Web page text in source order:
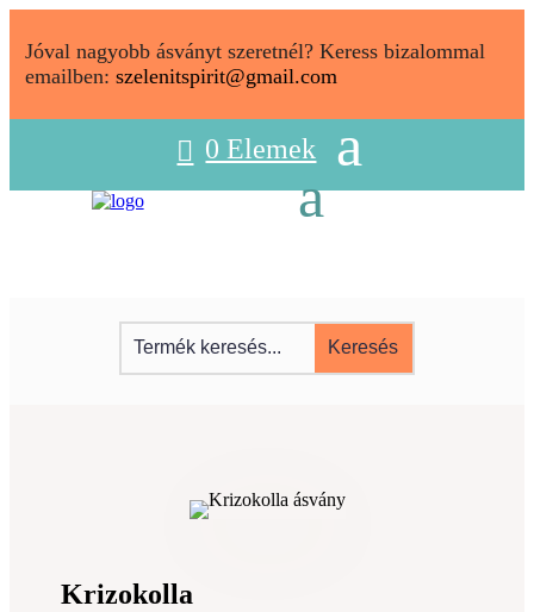
Jóval nagyobb ásványt szeretnél? Keress bizalommal
emailben: szelenitspirit@gmail.com
0 Elemek
Krizokolla